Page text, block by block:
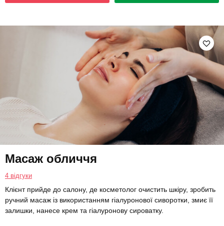
Масаж обличчя
4 відгуки
Клієнт прийде до салону, де косметолог очистить шкіру, зробить
ручний масаж із використанням гіалуронової сиворотки, змиє її
залишки, нанесе крем та гіалуронову сироватку.